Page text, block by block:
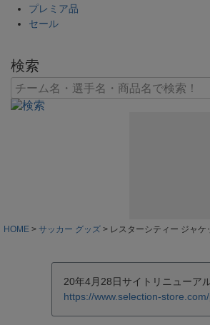
プレミア品
セール
検索
HOME サッカー グッズ レスターシティー ジャ
20年4月28日サイトリニューア
https://www.selection-